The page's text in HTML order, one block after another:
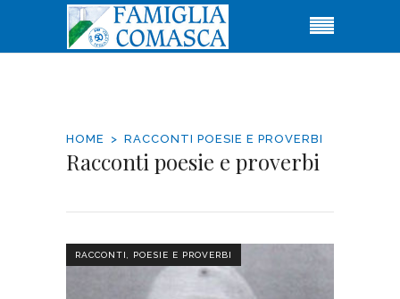
HOME RACCONTI POESIE E PROVERBI
Racconti poesie e proverbi
RACCONTI, POESIE E PROVERBI